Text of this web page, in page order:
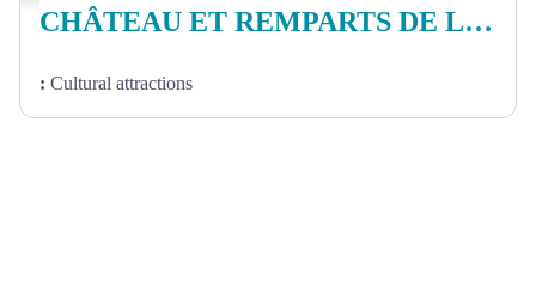
CHÂTEAU ET REMPARTS DE LA CITÉ DE CARCASSONNE
: Cultural attractions